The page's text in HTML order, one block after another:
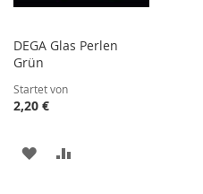
DEGA Glas Perlen
Grün
Startet von
2,20 €
ZUR